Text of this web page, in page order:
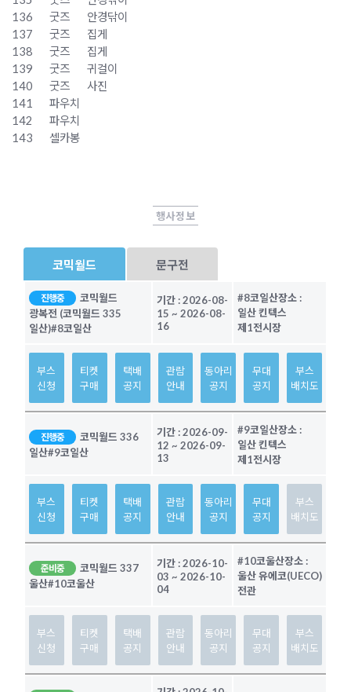
136
굿즈
안경닦이
137
굿즈
집게
138
굿즈
집게
139
굿즈
귀걸이
140
굿즈
사진
141
파우치
142
파우치
143
셀카봉
행사정보
코믹월드 문구전
진행중
코믹월드
광복전 (코믹월드 335
일산)#8코일산
기간 :2026-08-
15 ~ 2026-08-
16
#8코일산장소 :
일산 킨텍스
제1전시장
부스
신청
티켓
구매
택배
공지
관람
안내
동아리
공지
무대
공지
부스
배치도
진행중
코믹월드 336
일산#9코일산
기간 :2026-09-
12 ~ 2026-09-
13
#9코일산장소 :
일산 킨텍스
제1전시장
부스
신청
티켓
구매
택배
공지
관람
안내
동아리
공지
무대
공지
부스
배치도
준비중
코믹월드 337
울산#10코울산
기간 :2026-10-
03 ~ 2026-10-
04
#10코울산장소 :
울산 유에코(UECO)
전관
부스
신청
티켓
구매
택배
공지
관람
안내
동아리
공지
무대
공지
부스
배치도